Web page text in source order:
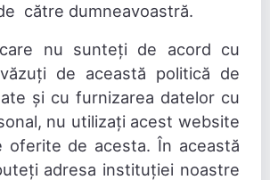
către dumneavoastră.
nu sunteți de acord cu
de această politică de
și cu furnizarea datelor cu
nu utilizați acest website
oferite de acesta. În această
adresa instituției noastre